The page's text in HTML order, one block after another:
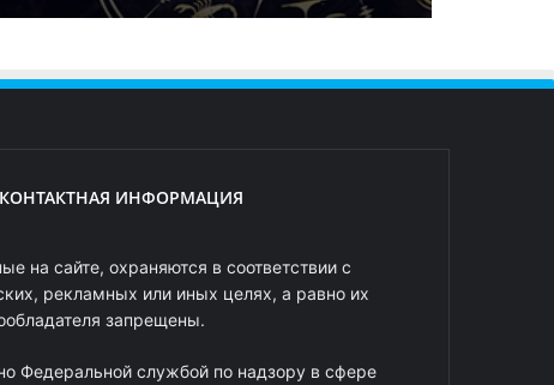
КОНТАКТНАЯ ИНФОРМАЦИЯ
на сайте, охраняются в соответствии с
рекламных или иных целях, а равно их
запрещены.
Федеральной службой по надзору в сфере